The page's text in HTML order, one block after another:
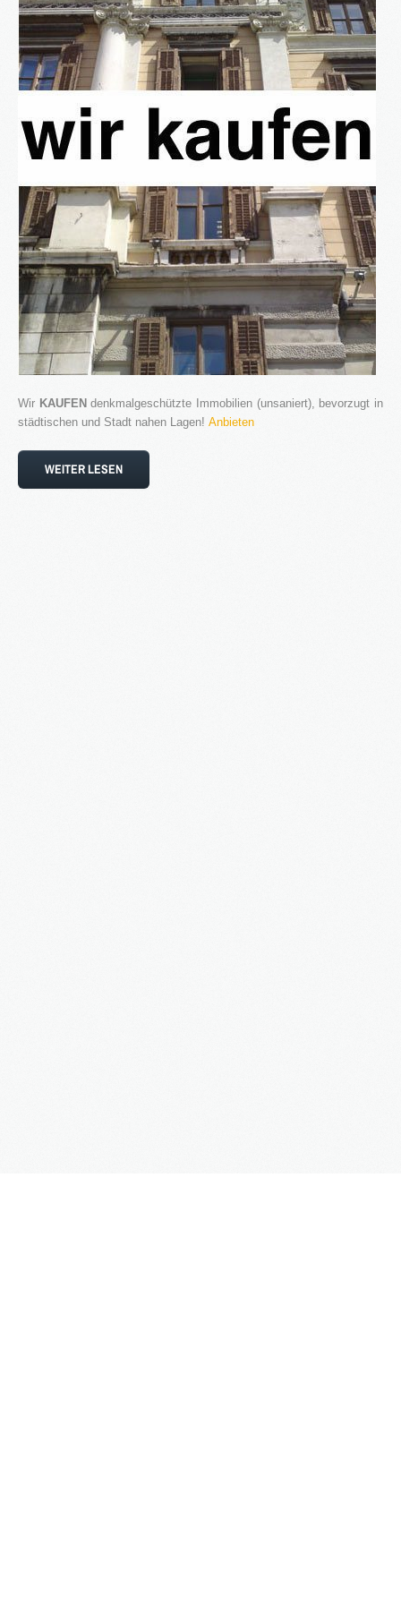
3S
Bauträger
Service
IMMOBILIEN - EIGENTÜMER
Dienstleistungen für Eigentümer von Immobilien
HAUSVERWALTUNG
Immobilie VERKAUFEN
Sie möchten eine denkmalgeschützte Immobilie
verkaufen?
Grundstück VERKAUFEN
Sie möchten ein Grundstück verkaufen?
Projekte
Alte Brauerei Moosburg
MietZentrale Immobilien
Blog
Kontakt
Wir KAUFENdenkmalgeschützte Immobilien (unsaniert), bevorzugt in
städtischen und Stadt nahen Lagen! Anbieten
WEITER LESEN